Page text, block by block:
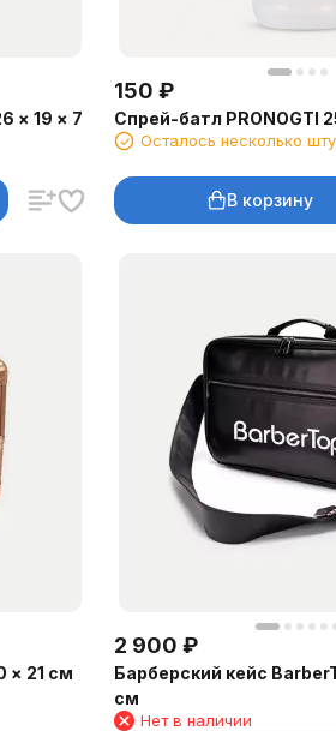
× 19 × 7
150 ₽
Спрей-батл PRONOGTI
Осталось несколько
В корзину
× 21 см
2 900 ₽
Барберский кейс
см
Нет в наличии